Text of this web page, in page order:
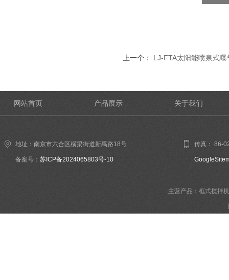
上一个： LJ-FTA太阳能喷泉式曝
网站首页 产品展示 关于我们
地址：南京市六合区横梁街道新禹路18号
备案号： 苏ICP备2024065803号-10
传真： 86-
主营产品：框式搅拌